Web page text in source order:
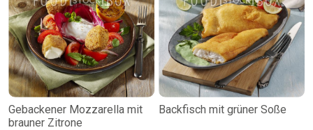
Gebackener Mozzarella mit
brauner Zitrone
Backfisch mit grüner Soße